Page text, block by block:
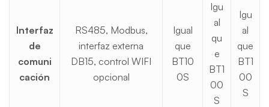
Interfaz
de
comuni
cación
RS485, Modbus,
interfaz externa
DB15, control WIFI
opcional
Igual
que
BT10
0S
Igu
al
qu
e
BT1
00
S
Igu
al
que
BT1
00
S